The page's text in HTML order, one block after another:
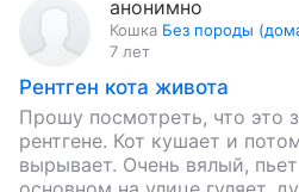
анонимно
Кошка Без породы
7 лет
Рентген кота живота
Прошу посмотреть, что это
рентгене. Кот кушает и
вырывает. Очень вялый,